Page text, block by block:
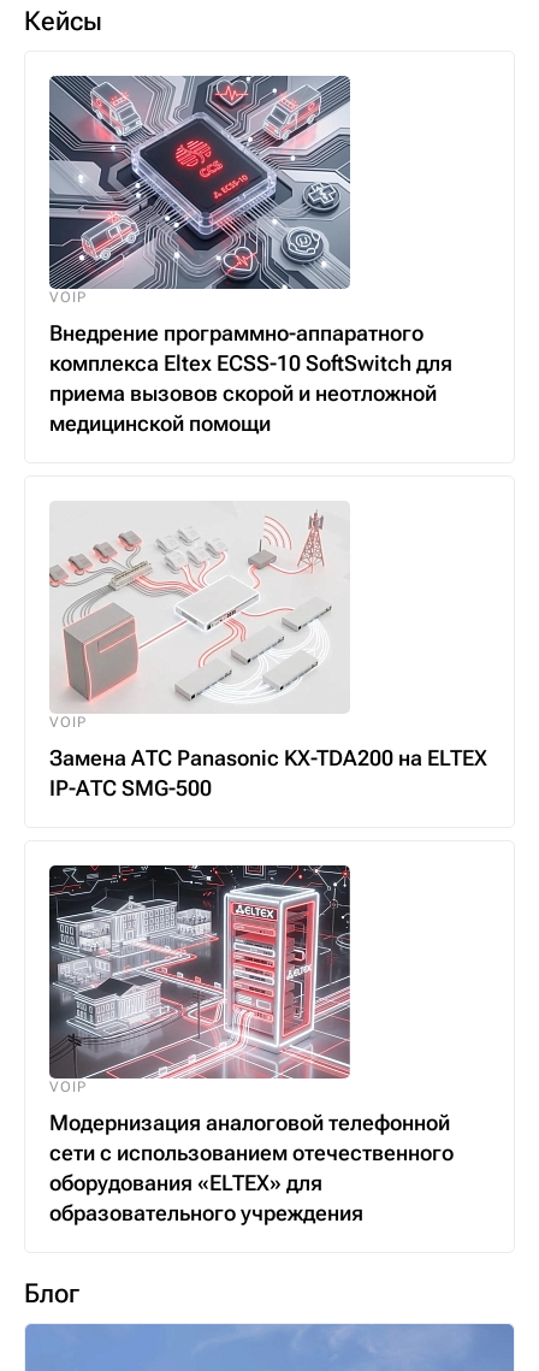
Кейсы
VOIP
Внедрение программно-аппаратного
комплекса Eltex ECSS-10 SoftSwitch для
приема вызовов скорой и неотложной
медицинской помощи
VOIP
Замена АТС Panasonic KX-TDA200 на ELTEX
IP-АТС SMG-500
VOIP
Модернизация аналоговой телефонной
сети с использованием отечественного
оборудования «ELTEX» для
образовательного учреждения
Блог